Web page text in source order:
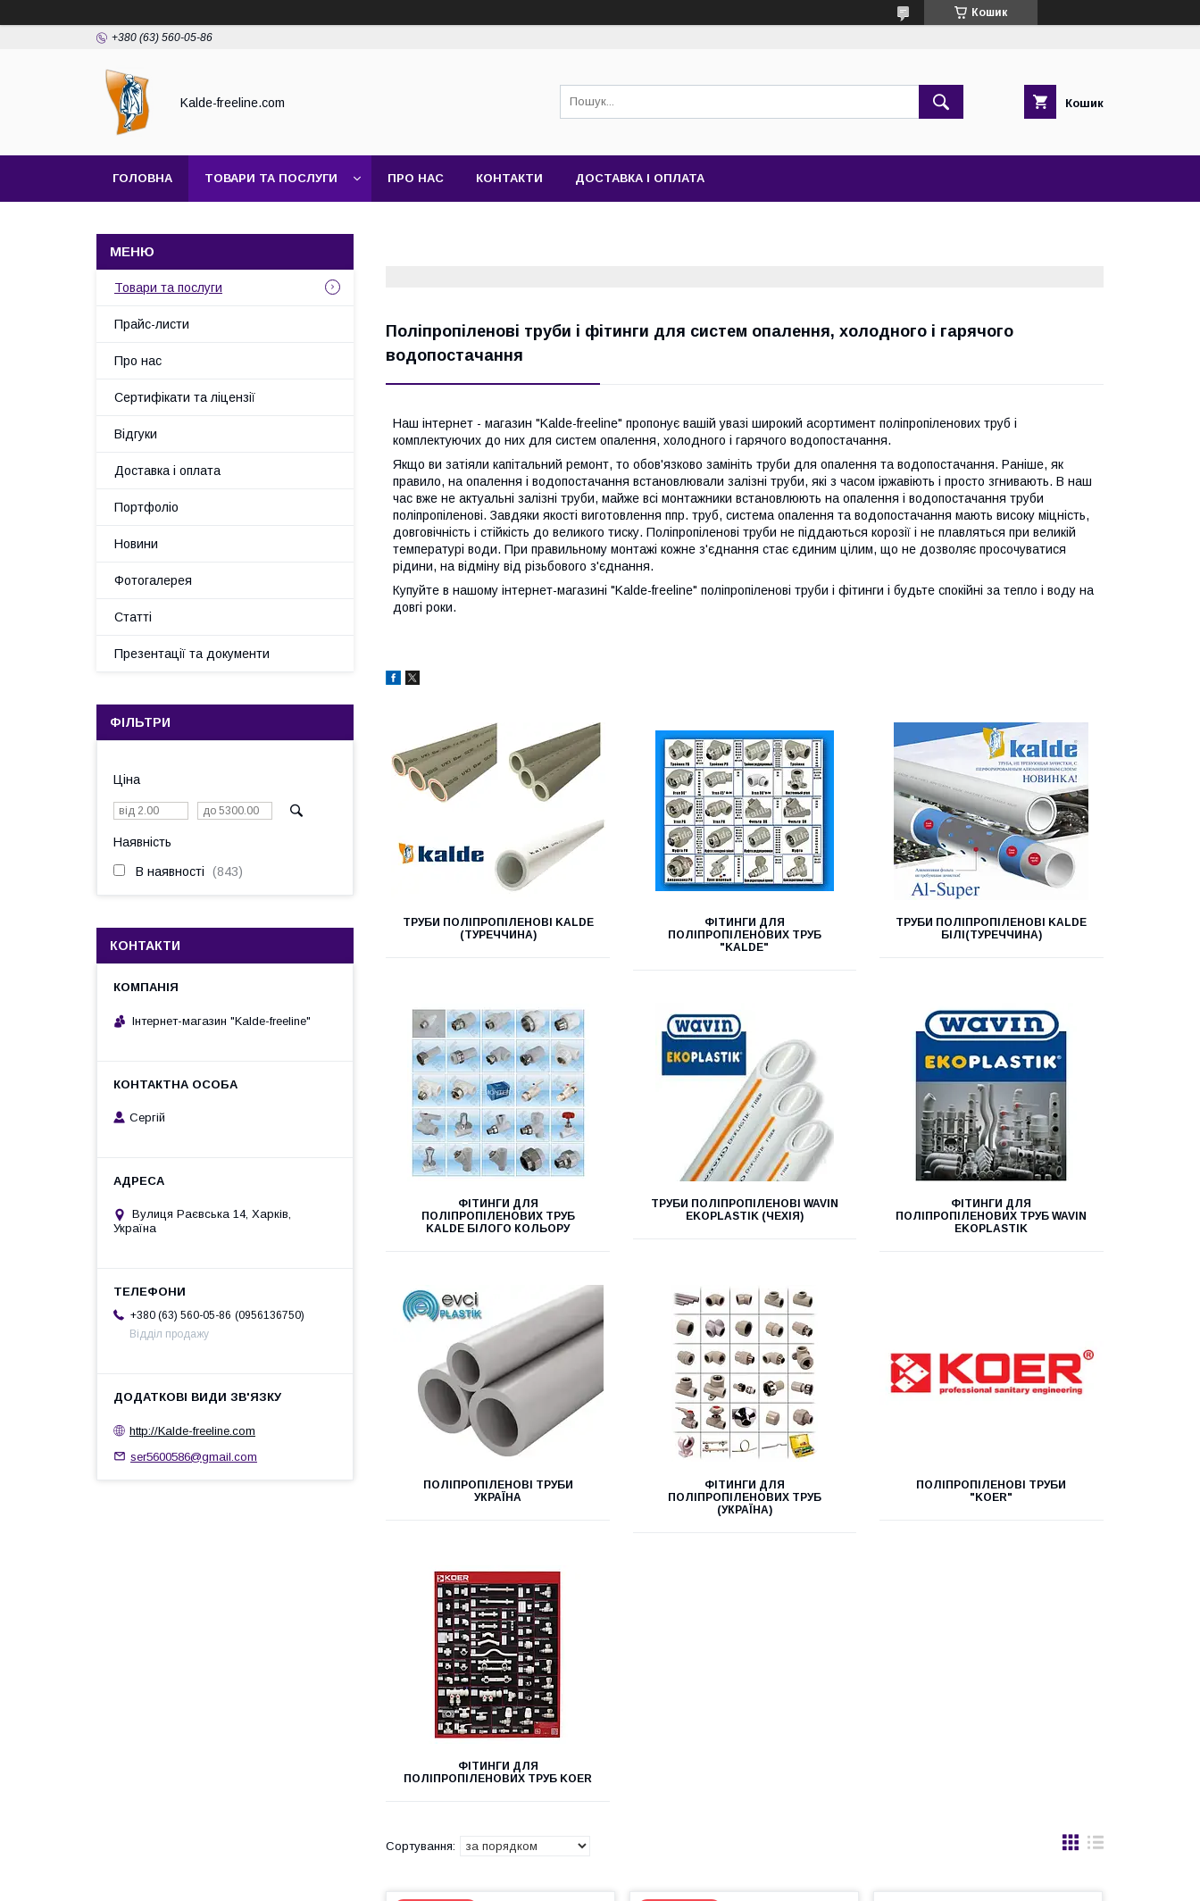
Кошик
+380 (63) 560-05-86
Kalde-freeline.com Кошик
ГОЛОВНА ТОВАРИ ТА ПОСЛУГИ ПРО НАС КОНТАКТИ ДОСТАВКА І ОПЛАТА
Поліпропіленові труби і фітинги для систем опалення, холодного і гарячого
водопостачання
Наш інтернет - магазин "Kalde-freeline" пропонує вашій увазі широкий асортимент поліпропіленових труб і
комплектуючих до них для систем опалення, холодного і гарячого водопостачання.
Якщо ви затіяли капітальний ремонт, то обов'язково замініть труби для опалення та водопостачання. Раніше, як
правило, на опалення і водопостачання встановлювали залізні труби, які з часом іржавіють і просто згнивають. В наш
час вже не актуальні залізні труби, майже всі монтажники встановлюють на опалення і водопостачання труби
поліпропіленові. Завдяки якості виготовлення ппр. труб, система опалення та водопостачання мають високу міцність,
довговічність і стійкість до великого тиску. Поліпропіленові труби не піддаються корозії і не плавляться при великій
температурі води. При правильному монтажі кожне з'єднання стає єдиним цілим, що не дозволяє просочуватися
рідини, на відміну від різьбового з'єднання.
Купуйте в нашому інтернет-магазині "Kalde-freeline" поліпропіленові труби і фітинги і будьте спокійні за тепло і воду на
довгі роки.
ТРУБИ ПОЛІПРОПІЛЕНОВІ KALDE
(ТУРЕЧЧИНА)
ФІТИНГИ ДЛЯ
ПОЛІПРОПІЛЕНОВИХ ТРУБ
"KALDE"
ТРУБИ ПОЛІПРОПІЛЕНОВІ KALDE
БІЛІ(ТУРЕЧЧИНА)
ФІТИНГИ ДЛЯ
ПОЛІПРОПІЛЕНОВИХ ТРУБ
KALDE БІЛОГО КОЛЬОРУ
ТРУБИ ПОЛІПРОПІЛЕНОВІ WAVIN
EKOPLASTIK (ЧЕХІЯ)
ФІТИНГИ ДЛЯ
ПОЛІПРОПІЛЕНОВИХ ТРУБ WAVIN
EKOPLASTIK
ПОЛІПРОПІЛЕНОВІ ТРУБИ
УКРАЇНА
ФІТИНГИ ДЛЯ
ПОЛІПРОПІЛЕНОВИХ ТРУБ
(УКРАЇНА)
ПОЛІПРОПІЛЕНОВІ ТРУБИ
"KOER"
ФІТИНГИ ДЛЯ
ПОЛІПРОПІЛЕНОВИХ ТРУБ KOER
Товари та послуги
Прайс-листи
Про нас
Сертифікати та ліцензії
Відгуки
Доставка і оплата
Портфоліо
Новини
Фотогалерея
Статті
Презентації та документи
ФІЛЬТРИ
Ціна
Наявність
В наявності 843
КОНТАКТИ
Інтернет-магазин "Kalde-freeline"
Сергій
Вулиця Раєвська 14, Харків,
Україна
+380 (63) 560-05-86
0956136750
Відділ продажу
http://Kalde-freeline.com
ser5600586@gmail.com